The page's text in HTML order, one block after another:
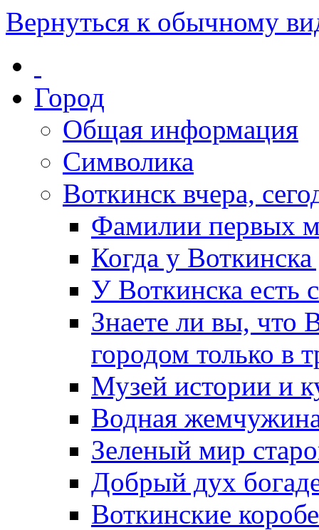
Вернуться к обычному
Город
Общая информация
Символика
Воткинск вчера,
Фамилии первых
Когда у
У Воткинска есть
Знаете ли вы, что
городом только в
Музей истории и
Водная
Зеленый мир
Добрый дух
Воткинские